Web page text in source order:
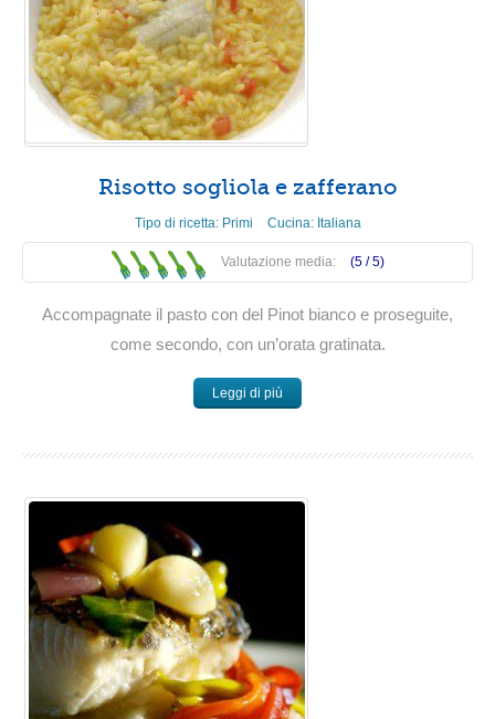
Risotto sogliola e zafferano
Tipo di ricetta: Primi Cucina: Italiana
Valutazione media: (5 /5)
Accompagnate il pasto con del Pinot bianco e proseguite,
come secondo, con un’orata gratinata.
Leggi di più